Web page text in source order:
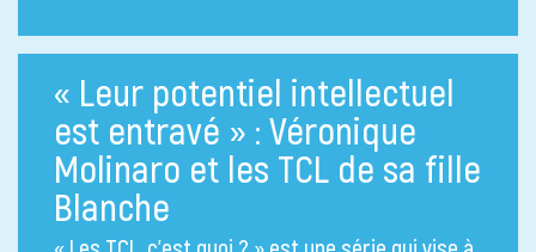
« Leur potentiel intellectuel
est entravé » : Véronique
Molinaro et les TCL de sa fille
Blanche